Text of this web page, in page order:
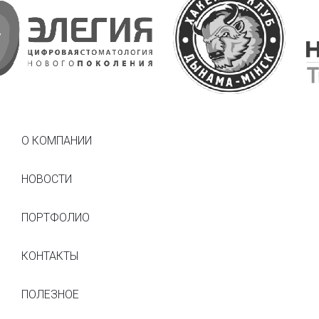
О КОМПАНИИ
НОВОСТИ
ПОРТФОЛИО
КОНТАКТЫ
ПОЛЕЗНОЕ